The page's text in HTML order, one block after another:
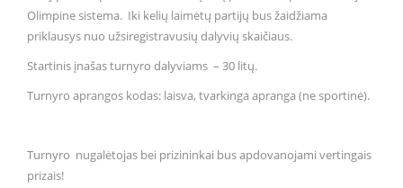
Olimpine sistema. Iki kelių laimėtų partijų bus žaidžiama
priklausys nuo užsiregistravusių dalyvių skaičiaus.
Startinis įnašas turnyro dalyviams – 30 litų.
Turnyro aprangos kodas: laisva, tvarkinga apranga (ne sportinė).
Turnyro nugalėtojas bei prizininkai bus apdovanojami vertingais
prizais!